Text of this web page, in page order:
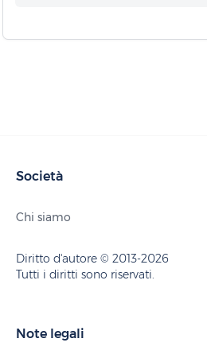
Società
Chi siamo
Diritto d'autore © 2013-2026
Tutti i diritti sono riservati.
Note legali